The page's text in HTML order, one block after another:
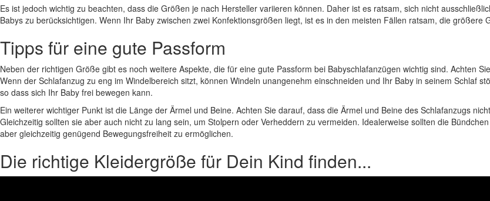
Es ist jedoch wichtig zu beachten, dass die Größen je nach Hersteller variieren können. Daher ist es ratsam, sich nicht
Babys zu berücksichtigen. Wenn Ihr Baby zwischen zwei Konfektionsgrößen liegt, ist es in den meisten Fällen ratsam, die
Tipps für eine gute Passform
Neben der richtigen Größe gibt es noch weitere Aspekte, die für eine gute Passform bei Babyschlafanzügen wichtig sind. Achten
Wenn der Schlafanzug zu eng im Windelbereich sitzt, können Windeln unangenehm einschneiden und Ihr Baby in seinem Schlaf
so dass sich Ihr Baby frei bewegen kann.
Ein weiterer wichtiger Punkt ist die Länge der Ärmel und Beine. Achten Sie darauf, dass die Ärmel und Beine des Schlafanzugs
Gleichzeitig sollten sie aber auch nicht zu lang sein, um Stolpern oder Verheddern zu vermeiden. Idealerweise sollten die
aber gleichzeitig genügend Bewegungsfreiheit zu ermöglichen.
Die richtige Kleidergröße für Dein Kind finden...